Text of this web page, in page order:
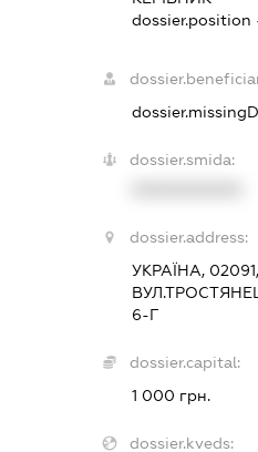
dossier.position
dossier.smida:
dossier.address:
УКРАЇНА,
6-Г
dossier.capital:
1 000 грн.
dossier.kveds: